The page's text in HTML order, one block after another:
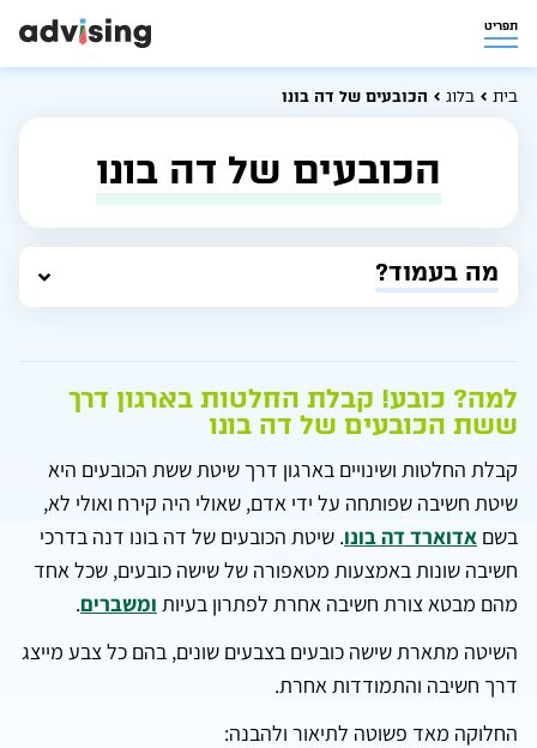
תפריט
בית בלוג הכובעים של דה בונו
הכובעים של דה בונו
מה בעמוד?
למה? כובע! קבלת החלטות בארגון דרך
ששת הכובעים של דה בונו
קבלת החלטות ושינויים בארגון דרך שיטת ששת הכובעים היא
שיטת חשיבה שפותחה על ידי אדם, שאולי היה קירח ואולי לא,
בשם אדוארד דה בונו. שיטת הכובעים של דה בונו דנה בדרכי
חשיבה שונות באמצעות מטאפורה של שישה כובעים, שכל אחד
מהם מבטא צורת חשיבה אחרת לפתרון בעיות ומשברים.
השיטה מתארת שישה כובעים בצבעים שונים, בהם כל צבע מייצג
דרך חשיבה והתמודדות אחרת.
החלוקה מאד פשוטה לתיאור ולהבנה: